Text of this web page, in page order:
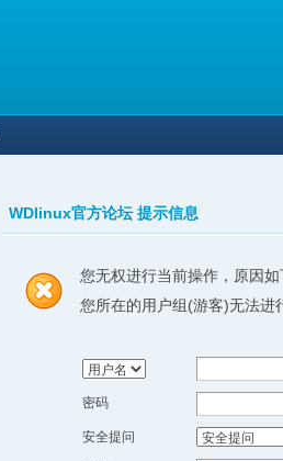
WDlinux官方论坛 提示信息
您无权进行当前操作，原因如
您所在的用户组(游客)无法进
密码
安全提问